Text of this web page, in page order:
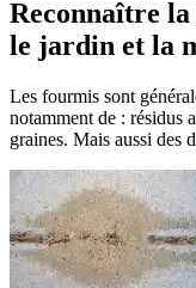
Reconnaître la
le jardin et la
Les fourmis sont
notamment de : résidus
graines. Mais aussi des